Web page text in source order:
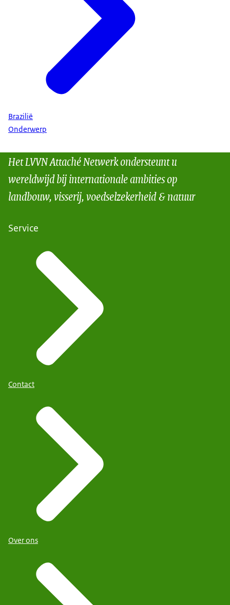
Brazilië
Onderwerp
Het LVVN Attaché Netwerk ondersteunt u
wereldwijd bij internationale ambities op
landbouw, visserij, voedselzekerheid & natuur
Service
Contact
Over ons